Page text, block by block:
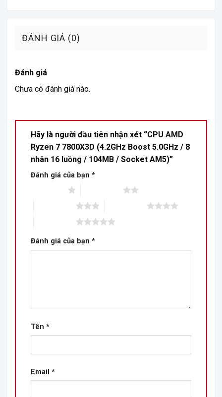
ĐÁNH GIÁ (0)
Đánh giá
Chưa có đánh giá nào.
Hãy là người đầu tiên nhận xét “CPU AMD
Ryzen 7 7800X3D (4.2GHz Boost 5.0GHz / 8
nhân 16 luồng / 104MB / Socket AM5)”
Đánh giá của bạn *
Đánh giá của bạn *
Tên *
Email *